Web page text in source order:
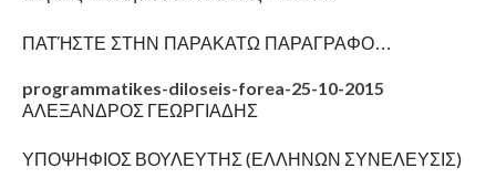
ΠΑΤΉΣΤΕ ΣΤΗΝ ΠΑΡΑΚΑΤΩ ΠΑΡΑΓΡΑΦΟ…
programmatikes-diloseis-forea-25-10-2015
ΑΛΕΞΑΝΔΡΟΣ ΓΕΩΡΓΙΑΔΗΣ
ΥΠΟΨΗΦΙΟΣ ΒΟΥΛΕΥΤΗΣ (ΕΛΛΗΝΩΝ ΣΥΝΕΛΕΥΣΙΣ)